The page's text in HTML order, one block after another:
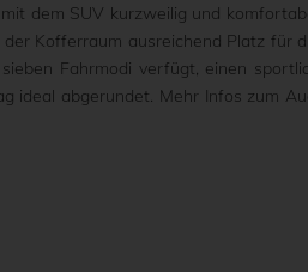
dem SUV kurzweilig und
Kofferraum ausreichend Platz für
Fahrmodi verfügt, einen
ideal abgerundet. Mehr Infos zum